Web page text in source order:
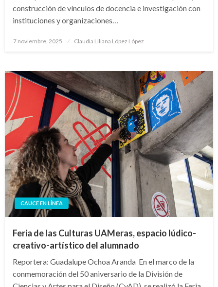
construcción de vínculos de docencia e investigación con
instituciones y organizaciones…
Publicado
7 noviembre, 2025 Claudia Liliana López López
CAUCE EN LÍNEA
Feria de las Culturas UAMeras, espacio lúdico-
creativo-artístico del alumnado
Reportera: Guadalupe Ochoa Aranda En el marco de la
conmemoración del 50 aniversario de la División de